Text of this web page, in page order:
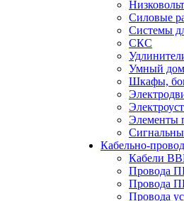
Силовые
Системы
СКС
Умный дом
Шкафы,
Элементы
Кабельно-
Кабели
Провода
Провода
Провода